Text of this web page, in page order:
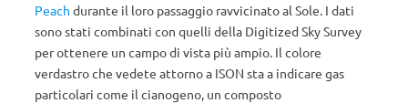
Peach durante il loro passaggio ravvicinato al Sole. I dati
sono stati combinati con quelli della Digitized Sky Survey
per ottenere un campo di vista più ampio. Il colore
verdastro che vedete attorno a ISON sta a indicare gas
particolari come il cianogeno, un composto